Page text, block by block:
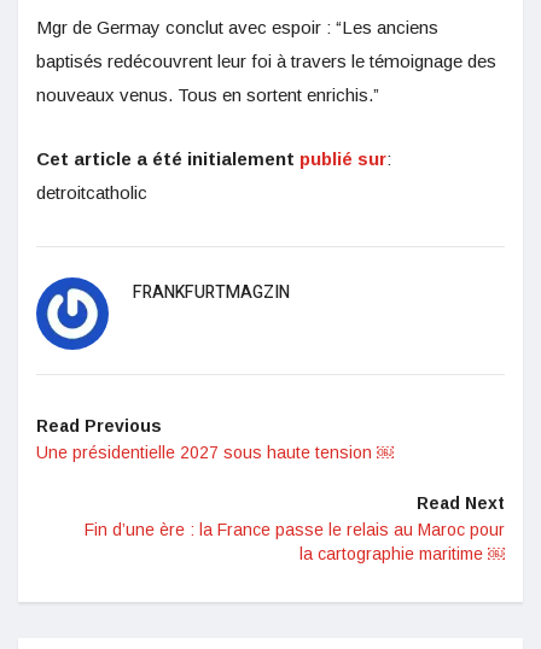
Mgr de Germay conclut avec espoir : “Les anciens
baptisés redécouvrent leur foi à travers le témoignage des
nouveaux venus. Tous en sortent enrichis.”
Cet article a été initialement publié sur:
detroitcatholic
FRANKFURTMAGZIN
Read Previous
Une présidentielle 2027 sous haute tension ￼
Read Next
Fin d’une ère : la France passe le relais au Maroc pour
la cartographie maritime ￼